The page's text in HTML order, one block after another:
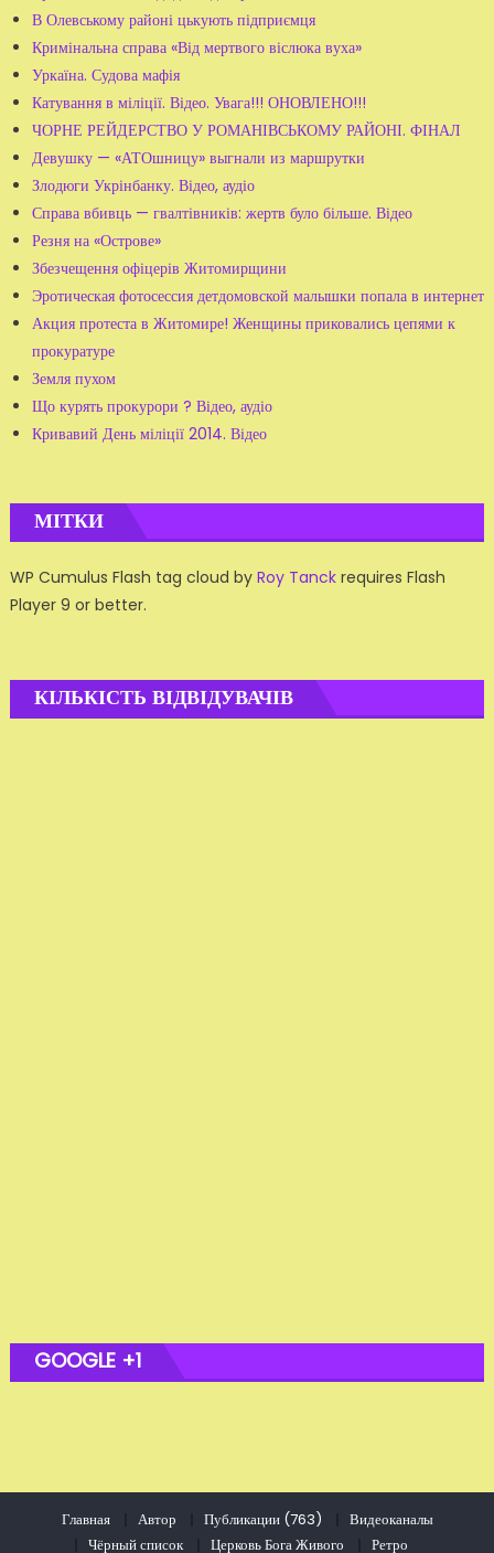
В Олевському районі цькують підприємця
Кримінальна справа «Від мертвого віслюка вуха»
Уркаїна. Судова мафія
Катування в міліції. Відео. Увага!!! ОНОВЛЕНО!!!
ЧОРНЕ РЕЙДЕРСТВО У РОМАНІВСЬКОМУ РАЙОНІ. ФІНАЛ
Девушку — «АТОшницу» выгнали из маршрутки
Злодюги Укрінбанку. Відео, аудіо
Справа вбивць — гвалтівників: жертв було більше. Відео
Резня на «Острове»
Збезчещення офіцерів Житомирщини
Эротическая фотосессия детдомовской малышки попала в интернет
Акция протеста в Житомире! Женщины приковались цепями к
прокуратуре
Земля пухом
Що курять прокурори ? Відео, аудіо
Кривавий День міліції 2014. Відео
МІТКИ
WP Cumulus Flash tag cloud by Roy Tanckrequires Flash
Player 9 or better.
КІЛЬКІСТЬ ВІДВІДУВАЧІВ
GOOGLE +1
Главная Автор Публикации (763)
Видеоканалы
Чёрный список
Церковь Бога Живого Ретро